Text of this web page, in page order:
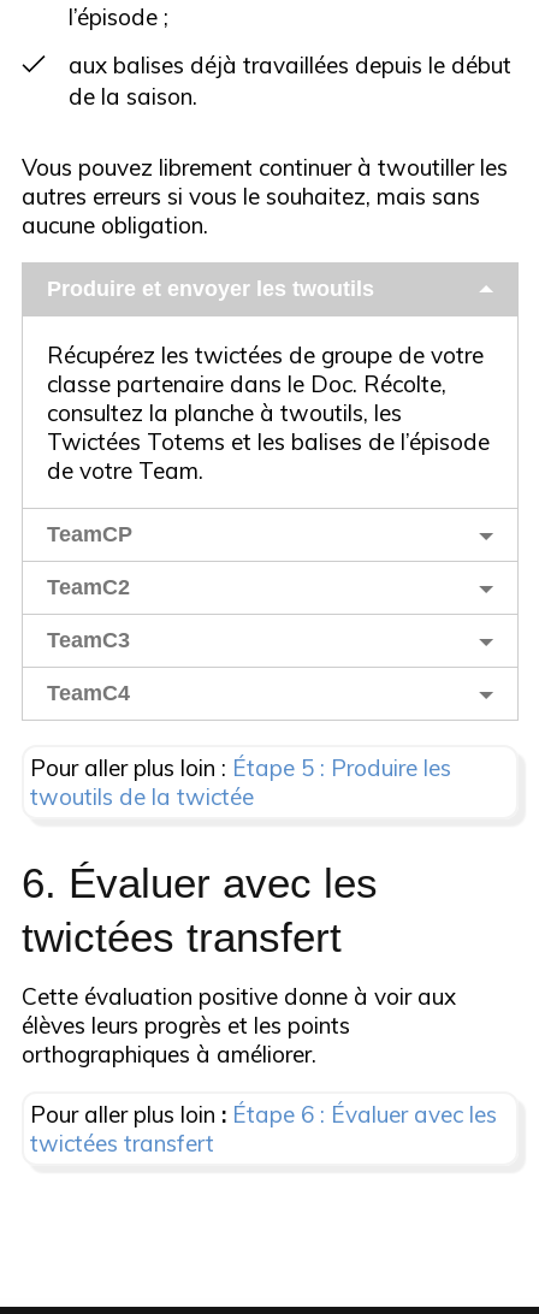
l’épisode ;
aux balises déjà travaillées depuis le début
de la saison.
Vous pouvez librement continuer à twoutiller les
autres erreurs si vous le souhaitez, mais sans
aucune obligation.
Produire et envoyer les twoutils
Récupérez les twictées de groupe de votre
classe partenaire dans le Doc. Récolte,
consultez la planche à twoutils, les
Twictées Totems et les balises de l’épisode
de votre Team.
TeamCP
TeamC2
TeamC3
TeamC4
Pour aller plus loin : Étape 5 : Produire les
twoutils de la twictée
6. Évaluer avec les
twictées transfert
Cette évaluation positive donne à voir aux
élèves leurs progrès et les points
orthographiques à améliorer.
Pour aller plus loin : Étape 6 : Évaluer avec les
twictées transfert